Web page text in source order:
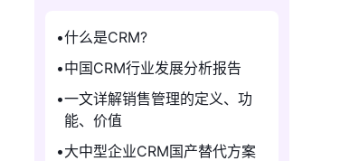
什么是CRM?
中国CRM行业发展分析报告
一文详解销售管理的定义、功
能、价值
大中型企业CRM国产替代方案